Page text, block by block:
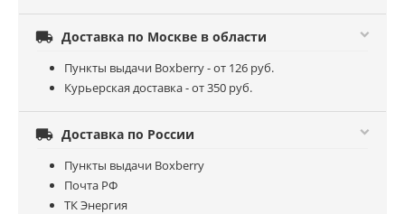
 Доставка по Москве в области
Пункты выдачи Boxberry - от 126 руб.
Курьерская доставка - от 350 руб.
 Доставка по России
Пункты выдачи Boxberry
Почта РФ
ТК Энергия